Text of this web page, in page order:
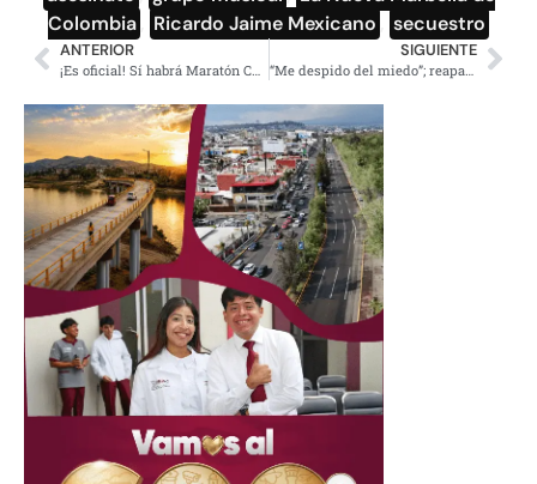
Colombia
Ricardo Jaime Mexicano secuestro
ANTERIOR SIGUIENTE
“Me despido del miedo”; reaparece La Gaviota en redes